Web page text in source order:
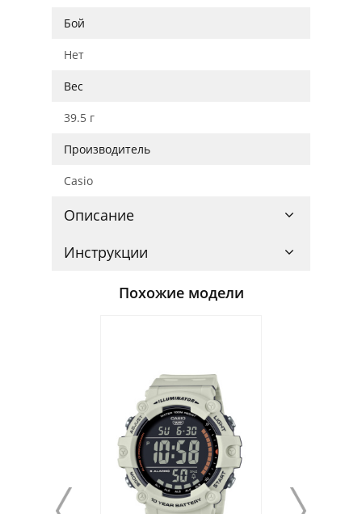
Бой
Нет
Вес
39.5 г
Производитель
Casio
Описание
Инструкции
Похожие модели